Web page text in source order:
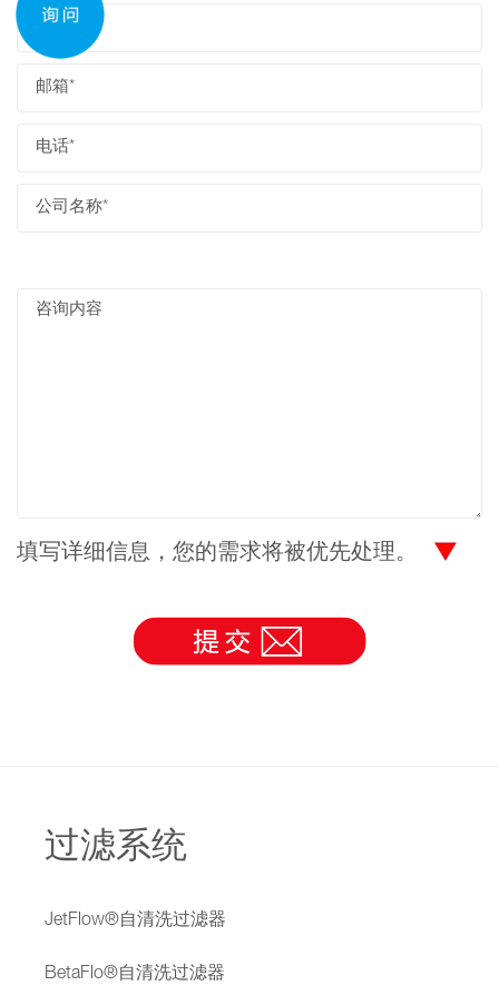
填写详细信息，您的需求将被优先处理。
过滤系统
JetFlow®自清洗过滤器
BetaFlo®自清洗过滤器